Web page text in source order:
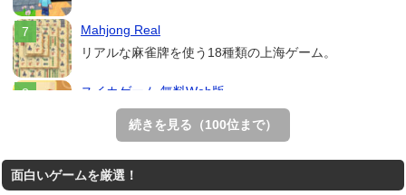
Mahjong Real
リアルな麻雀牌を使う18種類の上海ゲーム。
スイカゲーム 無料Web版
スイカゲームをスクラッチで再現した無料Web版。
王国を構築していく放置系のシミュレーションゲーム。
続きを見る（100位まで）
面白いゲームを厳選！